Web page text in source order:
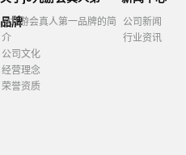
品牌
j9九游会真人第一品牌的简
介
公司文化
经营理念
荣誉资质
公司新闻
行业资讯